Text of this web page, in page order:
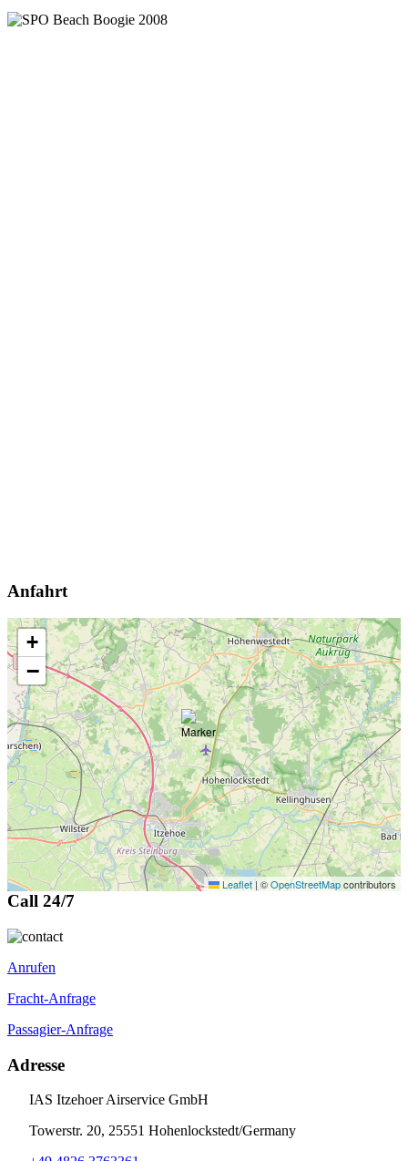
Anfahrt
+
−
Leaflet | ©OpenStreetMapcontributors
Call 24/7
Anrufen
Fracht-Anfrage
Passagier-Anfrage
Adresse
IAS Itzehoer Airservice GmbH
Towerstr. 20, 25551 Hohenlockstedt/Germany